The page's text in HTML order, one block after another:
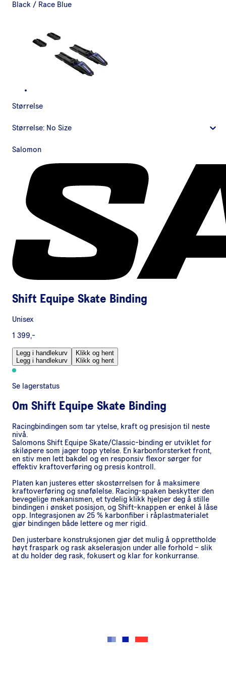
Black / Race Blue
Størrelse
Størrelse: No Size
Salomon
Shift Equipe Skate Binding
Unisex
1 399,-
Legg i handlekurv
Legg i handlekurv
Klikk og hent
Klikk og hent
Se lagerstatus
Om Shift Equipe Skate Binding
Racingbindingen som tar ytelse, kraft og presisjon til neste
nivå.
Salomons Shift Equipe Skate/Classic-binding er utviklet for
skiløpere som jager topp ytelse. En karbonforsterket front,
en stiv men lett bakdel og en responsiv flexor sørger for
effektiv kraftoverføring og presis kontroll.
Platen kan justeres etter skostørrelsen for å maksimere
kraftoverføring og snøfølelse. Racing-spaken beskytter den
bevegelige mekanismen, et tydelig klikk hjelper deg å stille
bindingen i ønsket posisjon, og Shift-knappen er enkel å låse
opp. Integrasjonen av 25 % karbonfiber i råplastmaterialet
gjør bindingen både lettere og mer rigid.
Den justerbare konstruksjonen gjør det mulig å opprettholde
høyt fraspark og rask akselerasjon under alle forhold – slik
at du holder deg rask, fokusert og klar for konkurranse.